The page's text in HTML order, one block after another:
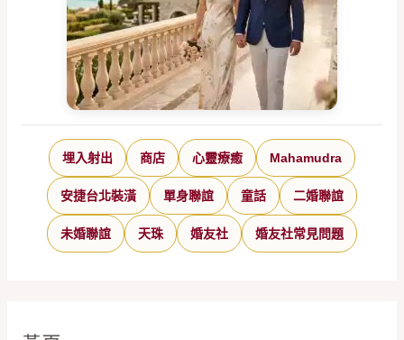
埋入射出 商店 心靈療癒 Mahamudra
安捷台北裝潢 單身聯誼 童話 二婚聯誼
未婚聯誼 天珠 婚友社 婚友社常見問題